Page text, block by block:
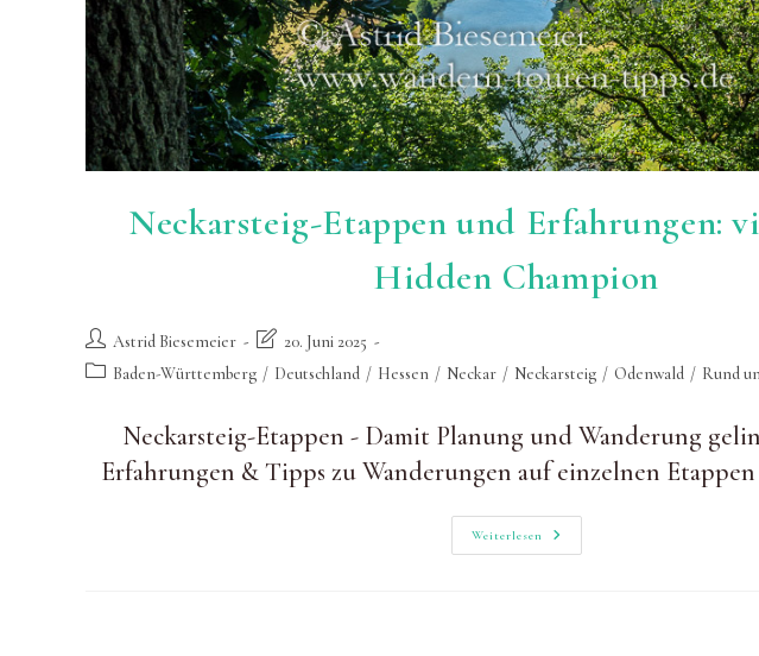
Neckarsteig-Etappen und Erfahrungen:
Hidden Champion
Beitrags-
Autor:
Astrid Biesemeier
Beitrag
zuletzt
geändert
20. Juni 2025
Beitrags-Baden-Württemberg / Deutschland / Hessen / Neckar / Neckarsteig / Odenwald / Rund
Neckarsteig-Etappen - Damit Planung und Wanderung
Erfahrungen & Tipps zu Wanderungen auf einzelnen Etappen
Weiterlesen
Neckarsteig-
Etappen